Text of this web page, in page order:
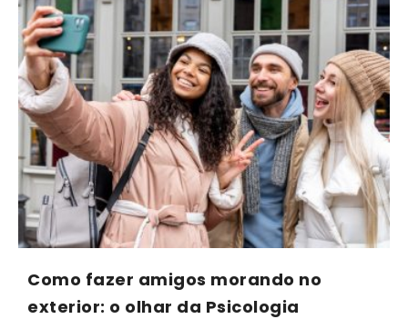
Como fazer amigos morando no
exterior: o olhar da Psicologia